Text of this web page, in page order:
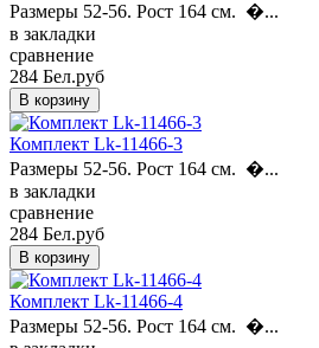
Размеры 52-56. Рост 164 см. �...
в закладки
сравнение
284 Бел.руб
Комплект Lk-11466-3
Размеры 52-56. Рост 164 см. �...
в закладки
сравнение
284 Бел.руб
Комплект Lk-11466-4
Размеры 52-56. Рост 164 см. �...